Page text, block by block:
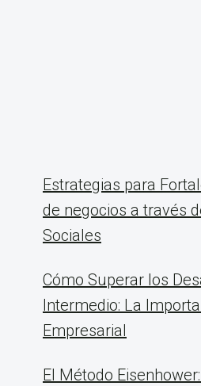
Estrategias para
de negocios a través
Sociales
Cómo Superar los
Intermedio: La
Empresarial
El Método